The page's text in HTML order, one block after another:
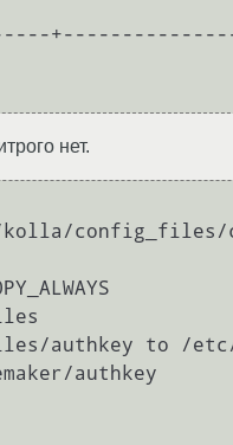
нет.
kolla/config_files/
authkey to /etc/
authkey